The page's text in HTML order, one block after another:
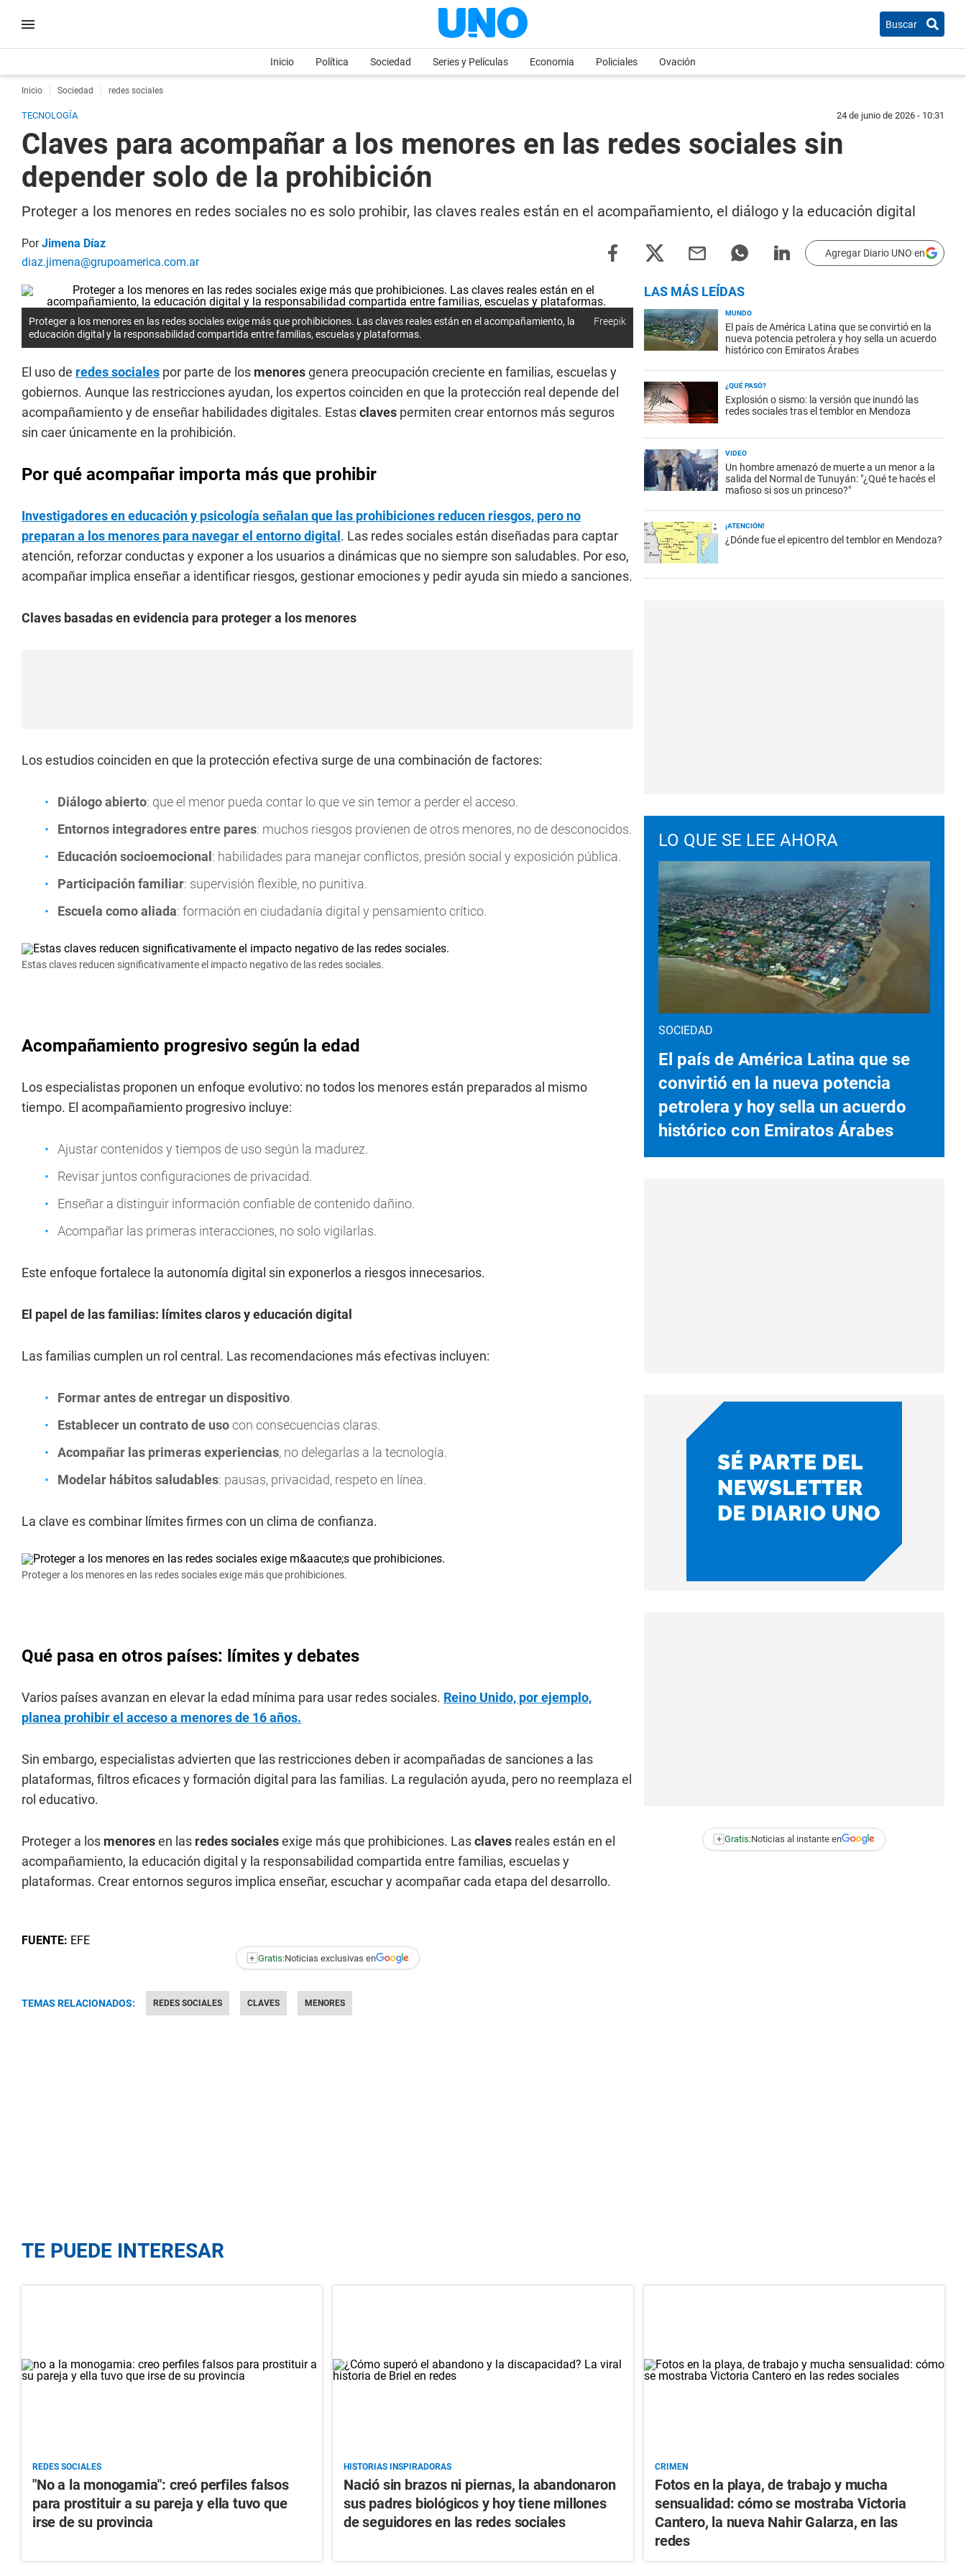
Buscar
Inicio Política Sociedad Series y Películas Economia Policiales Ovación
Inicio Sociedad redes sociales
TECNOLOGÍA 24 de junio de 2026 - 10:31
Claves para acompañar a los menores en las redes sociales sin
depender solo de la prohibición
Proteger a los menores en redes sociales no es solo prohibir, las claves reales están en el acompañamiento, el diálogo y la educación digital
PorJimena Díaz
diaz.jimena@grupoamerica.com.ar
Agregar Diario UNO en
Proteger a los menores en las redes sociales exige más que prohibiciones. Las claves reales están en el acompañamiento, la
educación digital y la responsabilidad compartida entre familias, escuelas y plataformas.
Freepik
El uso de redes sociales por parte de los menoresgenera preocupación creciente en familias, escuelas y
gobiernos. Aunque las restricciones ayudan, los expertos coinciden en que la protección real depende del
acompañamiento y de enseñar habilidades digitales. Estasclaves permiten crear entornos más seguros
sin caer únicamente en la prohibición.
Por qué acompañar importa más que prohibir
Investigadores en educación y psicología señalan que las prohibiciones reducen riesgos, pero no
preparan a los menores para navegar el entorno digital . Las redes sociales están diseñadas para captar
atención, reforzar conductas y exponer a los usuarios a dinámicas que no siempre son saludables. Por eso,
acompañar implica enseñar a identificar riesgos, gestionar emociones y pedir ayuda sin miedo a sanciones.
Claves basadas en evidencia para proteger a los menores
Los estudios coinciden en que la protección efectiva surge de una combinación de factores:
Diálogo abierto: que el menor pueda contar lo que ve sin temor a perder el acceso.
Entornos integradores entre pares: muchos riesgos provienen de otros menores, no de desconocidos.
Educación socioemocional : habilidades para manejar conflictos, presión social y exposición pública.
Participación familiar: supervisión flexible, no punitiva.
Escuela como aliada: formación en ciudadanía digital y pensamiento crítico.
Estas claves reducen significativamente el impacto negativo de las redes sociales.
Acompañamiento progresivo según la edad
Los especialistas proponen un enfoque evolutivo: no todos los menores están preparados al mismo
tiempo. El acompañamiento progresivo incluye:
Ajustar contenidos y tiempos de uso según la madurez.
Revisar juntos configuraciones de privacidad.
Enseñar a distinguir información confiable de contenido dañino.
Acompañar las primeras interacciones, no solo vigilarlas.
Este enfoque fortalece la autonomía digital sin exponerlos a riesgos innecesarios.
El papel de las familias: límites claros y educación digital
Las familias cumplen un rol central. Las recomendaciones más efectivas incluyen:
Formar antes de entregar un dispositivo.
Establecer un contrato de usocon consecuencias claras.
Acompañar las primeras experiencias, no delegarlas a la tecnología.
Modelar hábitos saludables: pausas, privacidad, respeto en línea.
La clave es combinar límites firmes con un clima de confianza.
Proteger a los menores en las redes sociales exige más que prohibiciones.
Qué pasa en otros países: límites y debates
Varios países avanzan en elevar la edad mínima para usar redes sociales. Reino Unido, por ejemplo,
planea prohibir el acceso a menores de 16 años.
Sin embargo, especialistas advierten que las restricciones deben ir acompañadas de sanciones a las
plataformas, filtros eficaces y formación digital para las familias. La regulación ayuda, pero no reemplaza el
rol educativo.
Proteger a los menoresen las redes socialesexige más que prohibiciones. Lasclaves reales están en el
acompañamiento, la educación digital y la responsabilidad compartida entre familias, escuelas y
plataformas. Crear entornos seguros implica enseñar, escuchar y acompañar cada etapa del desarrollo.
FUENTE: EFE
+ Gratis:Noticias exclusivas en
TEMAS RELACIONADOS: REDES SOCIALES CLAVES MENORES
LAS MÁS LEÍDAS
MUNDO
El país de América Latina que se convirtió en la
nueva potencia petrolera y hoy sella un acuerdo
histórico con Emiratos Árabes
¿QUÉ PASÓ?
Explosión o sismo: la versión que inundó las
redes sociales tras el temblor en Mendoza
VIDEO
Un hombre amenazó de muerte a un menor a la
salida del Normal de Tunuyán: "¿Qué te hacés el
mafioso si sos un princeso?"
¡ATENCIÓN!
¿Dónde fue el epicentro del temblor en Mendoza?
LO QUE SE LEE AHORA
SOCIEDAD
El país de América Latina que se
convirtió en la nueva potencia
petrolera y hoy sella un acuerdo
histórico con Emiratos Árabes
+ Gratis:Noticias al instante en
TE PUEDE INTERESAR
REDES SOCIALES
"No a la monogamia": creó perfiles falsos
para prostituir a su pareja y ella tuvo que
irse de su provincia
HISTORIAS INSPIRADORAS
Nació sin brazos ni piernas, la abandonaron
sus padres biológicos y hoy tiene millones
de seguidores en las redes sociales
CRIMEN
Fotos en la playa, de trabajo y mucha
sensualidad: cómo se mostraba Victoria
Cantero, la nueva Nahir Galarza, en las
redes